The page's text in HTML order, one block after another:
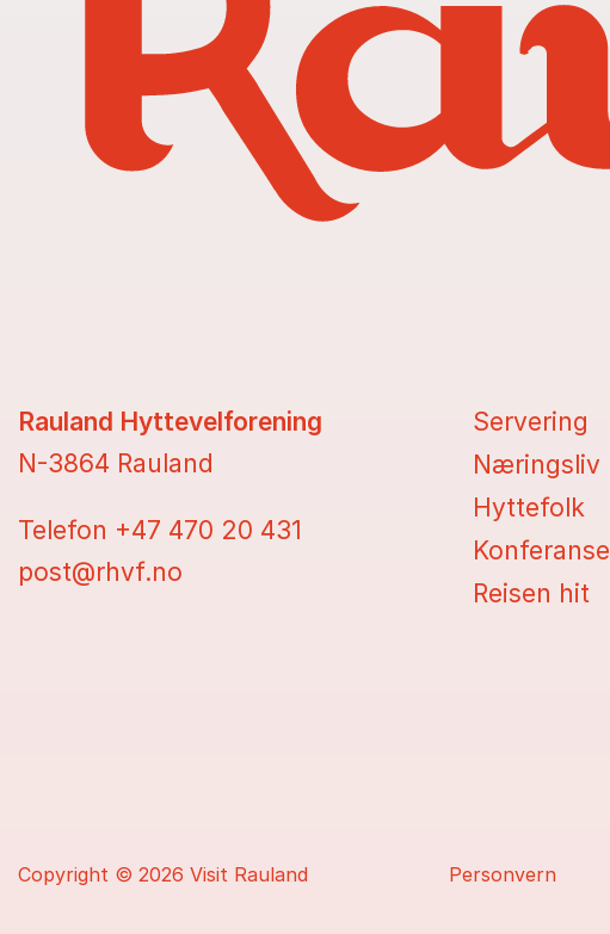
Rauland Hyttevelforening
N-3864 Rauland
Telefon +47 470 20 431
post@rhvf.no
Servering
Næringsliv
Hyttefolk
Konferanse
Reisen hit
Copyright © 2026 Visit Rauland Personvern